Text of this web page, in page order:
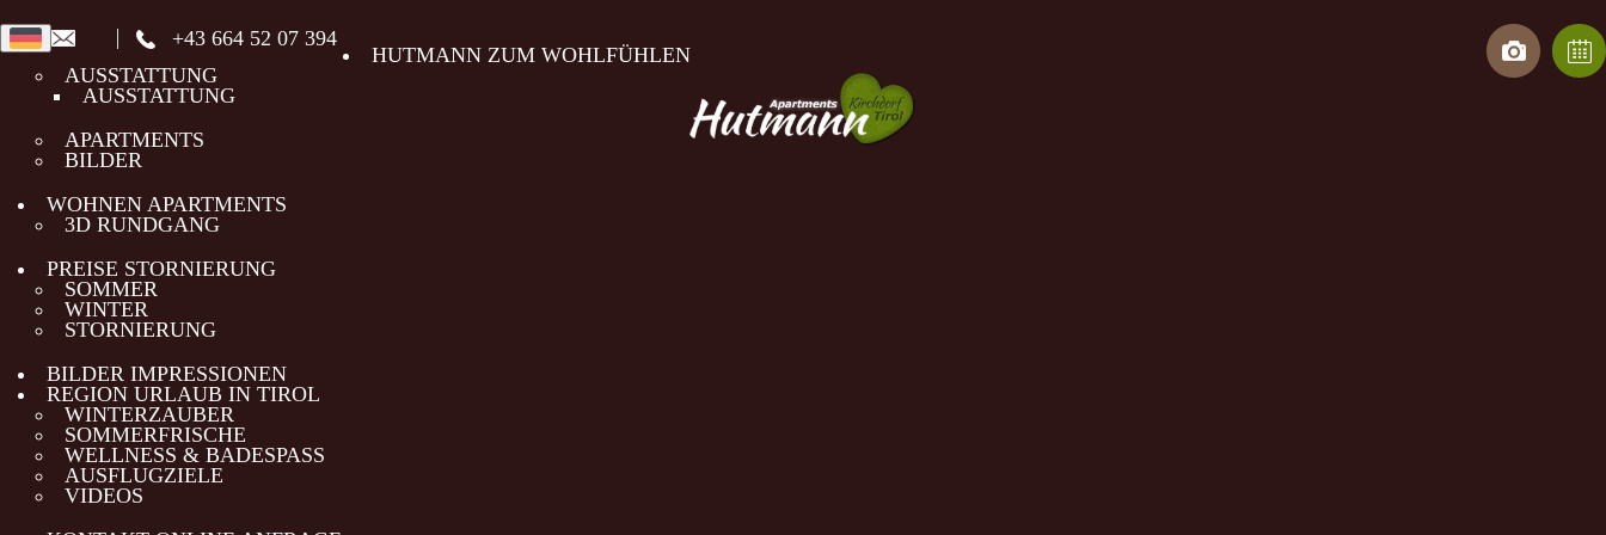
+43 664 52 07 394
HUTMANN ZUM WOHLFÜHLEN
AUSSTATTUNG
AUSSTATTUNG
APARTMENTS
BILDER
WOHNEN APARTMENTS
3D RUNDGANG
PREISE STORNIERUNG
SOMMER
WINTER
STORNIERUNG
BILDER IMPRESSIONEN
REGION URLAUB IN TIROL
WINTERZAUBER
SOMMERFRISCHE
WELLNESS & BADESPASS
AUSFLUGZIELE
VIDEOS